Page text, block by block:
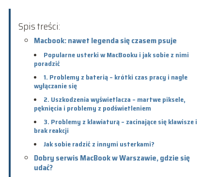
Spis treści:
Macbook: nawet legenda się czasem psuje
Popularne usterki w MacBooku i jak sobie z nimi
poradzić
1. Problemy z baterią – krótki czas pracy i nagłe
wyłączanie się
2. Uszkodzenia wyświetlacza – martwe piksele,
pęknięcia i problemy z podświetleniem
3. Problemy z klawiaturą – zacinające się klawisze i
brak reakcji
Jak sobie radzić z innymi usterkami?
Dobry serwis MacBook w Warszawie, gdzie się
udać?